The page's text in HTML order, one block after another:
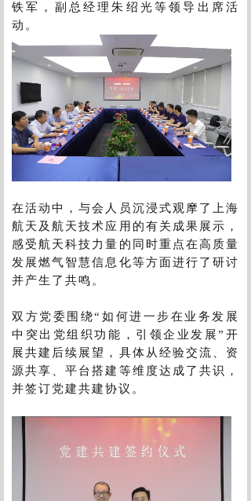
铁军，副总经理朱绍光等领导出席活
动。
在活动中，与会人员沉浸式观摩了上海
航天及航天技术应用的有关成果展示，
感受航天科技力量的同时重点在高质量
发展燃气智慧信息化等方面进行了研讨
并产生了共鸣。
双方党委围绕“如何进一步在业务发展
中突出党组织功能，引领企业发展”开
展共建后续展望，具体从经验交流、资
源共享、平台搭建等维度达成了共识，
并签订党建共建协议。